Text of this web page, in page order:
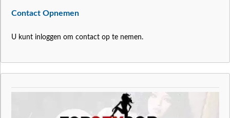
Contact Opnemen
U kunt inloggen om contact op te nemen.